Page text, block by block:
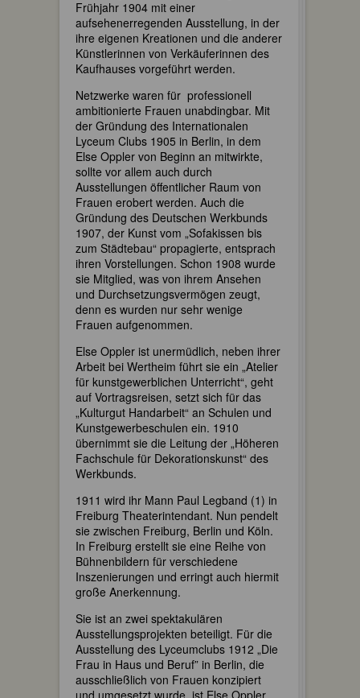
Frühjahr 1904 mit einer
aufsehenerregenden Ausstellung, in der
ihre eigenen Kreationen und die anderer
Künstlerinnen von Verkäuferinnen des
Kaufhauses vorgeführt werden.
Netzwerke waren für professionell
ambitionierte Frauen unabdingbar. Mit
der Gründung des Internationalen
Lyceum Clubs 1905 in Berlin, in dem
Else Oppler von Beginn an mitwirkte,
sollte vor allem auch durch
Ausstellungen öffentlicher Raum von
Frauen erobert werden. Auch die
Gründung des Deutschen Werkbunds
1907, der Kunst vom „Sofakissen bis
zum Städtebau“ propagierte, entsprach
ihren Vorstellungen. Schon 1908 wurde
sie Mitglied, was von ihrem Ansehen
und Durchsetzungsvermögen zeugt,
denn es wurden nur sehr wenige
Frauen aufgenommen.
Else Oppler ist unermüdlich, neben ihrer
Arbeit bei Wertheim führt sie ein „Atelier
für kunstgewerblichen Unterricht“, geht
auf Vortragsreisen, setzt sich für das
„Kulturgut Handarbeit“ an Schulen und
Kunstgewerbeschulen ein. 1910
übernimmt sie die Leitung der „Höheren
Fachschule für Dekorationskunst“ des
Werkbunds.
1911 wird ihr Mann Paul Legband (1) in
Freiburg Theaterintendant. Nun pendelt
sie zwischen Freiburg, Berlin und Köln.
In Freiburg erstellt sie eine Reihe von
Bühnenbildern für verschiedene
Inszenierungen und erringt auch hiermit
große Anerkennung.
Sie ist an zwei spektakulären
Ausstellungsprojekten beteiligt. Für die
Ausstellung des Lyceumclubs 1912 „Die
Frau in Haus und Beruf” in Berlin, die
ausschließlich von Frauen konzipiert